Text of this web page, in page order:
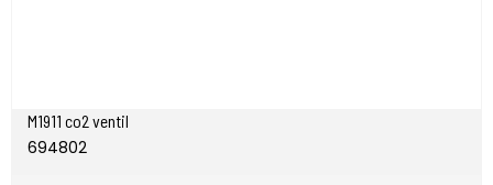
M1911 co2 ventil
694802